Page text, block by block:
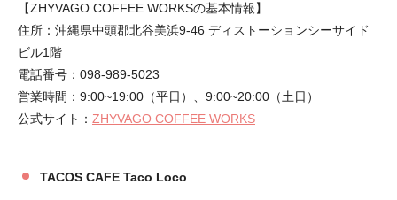
【ZHYVAGO COFFEE WORKSの基本情報】
住所：沖縄県中頭郡北谷美浜9-46 ディストーションシーサイド
ビル1階
電話番号：098-989-5023
営業時間：9:00~19:00（平日）、9:00~20:00（土日）
公式サイト： ZHYVAGO COFFEE WORKS
TACOS CAFE Taco Loco